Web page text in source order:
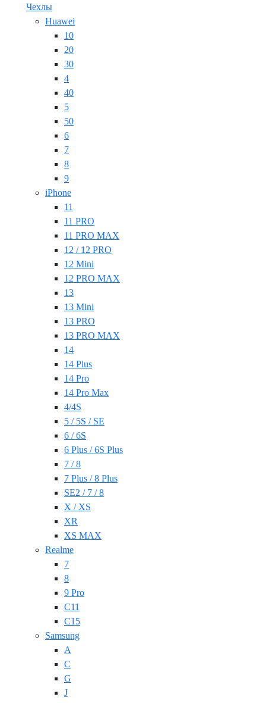
Чехлы
Huawei
10
20
30
4
40
5
50
6
7
8
9
iPhone
11
11 PRO
11 PRO MAX
12 / 12 PRO
12 Mini
12 PRO MAX
13
13 Mini
13 PRO
13 PRO MAX
14
14 Plus
14 Pro
14 Pro Max
4/4S
5 / 5S / SE
6 / 6S
6 Plus / 6S Plus
7 / 8
7 Plus / 8 Plus
SE2 / 7 / 8
X / XS
XR
XS MAX
Realme
7
8
9 Pro
C11
C15
Samsung
A
C
G
J